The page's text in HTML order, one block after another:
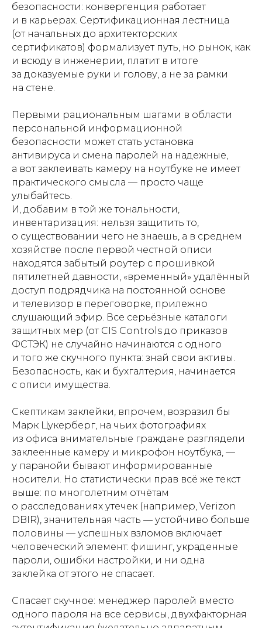
безопасности: конвергенция работает
и в карьерах. Сертификационная лестница
(от начальных до архитекторских
сертификатов) формализует путь, но рынок, как
и всюду в инженерии, платит в итоге
за доказуемые руки и голову, а не за рамки
на стене.
Первыми рациональным шагами в области
персональной информационной
безопасности может стать установка
антивируса и смена паролей на надежные,
а вот заклеивать камеру на ноутбуке не имеет
практического смысла — просто чаще
улыбайтесь.
И, добавим в той же тональности,
инвентаризация: нельзя защитить то,
о существовании чего не знаешь, а в среднем
хозяйстве после первой честной описи
находятся забытый роутер с прошивкой
пятилетней давности, «временный» удалённый
доступ подрядчика на постоянной основе
и телевизор в переговорке, прилежно
слушающий эфир. Все серьёзные каталоги
защитных мер (от CIS Controls до приказов
ФСТЭК) не случайно начинаются с одного
и того же скучного пункта: знай свои активы.
Безопасность, как и бухгалтерия, начинается
с описи имущества.
Скептикам заклейки, впрочем, возразил бы
Марк Цукерберг, на чьих фотографиях
из офиса внимательные граждане разглядели
заклеенные камеру и микрофон ноутбука, —
у паранойи бывают информированные
носители. Но статистически прав всё же текст
выше: по многолетним отчётам
о расследованиях утечек (например, Verizon
DBIR), значительная часть — устойчиво больше
половины — успешных взломов включает
человеческий элемент: фишинг, украденные
пароли, ошибки настройки, и ни одна
заклейка от этого не спасает.
Спасает скучное: менеджер паролей вместо
одного пароля на все сервисы, двухфакторная